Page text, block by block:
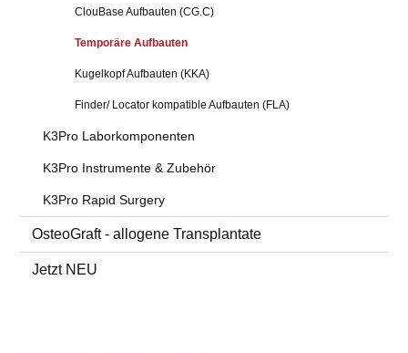
ClouBase Aufbauten (CG.C)
Temporäre Aufbauten
Kugelkopf Aufbauten (KKA)
Finder/ Locator kompatible Aufbauten (FLA)
K3Pro Laborkomponenten
K3Pro Instrumente & Zubehör
K3Pro Rapid Surgery
OsteoGraft - allogene Transplantate
Jetzt NEU